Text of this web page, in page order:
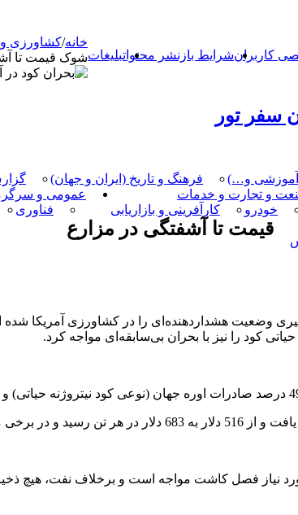
کاربرانشرایط بازنشر محتوا تبلیغات
سفر تور
آموزشی و…) فرهنگ و تاریخ (ایران و جهان)
و تجارت و خدمات
خودرو
کارآفرینی و بازاریابی
عمومی و
فناوری
خانه/کشاورزی و
شوک قیمت تا
قیمت تا آشفتگی در مزارع
وضعیت هشداردهنده‌ای را در کشاورزی آمریکا